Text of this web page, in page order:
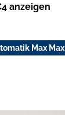
anzeigen
Max Max